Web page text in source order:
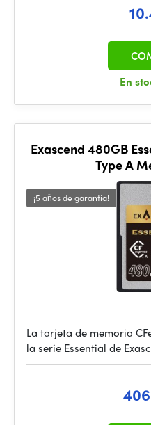
En
Exascend 480GB
Type A
¡5 años de garantía!
La tarjeta de memoria
la serie Essential de